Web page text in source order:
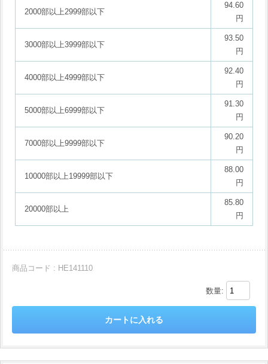
2000部以上2999部以下
94.60
円
3000部以上3999部以下
93.50
円
4000部以上4999部以下
92.40
円
5000部以上6999部以下
91.30
円
7000部以上9999部以下
90.20
円
10000部以上19999部以下
88.00
円
20000部以上
85.80
円
商品コード : HE141110
数量: